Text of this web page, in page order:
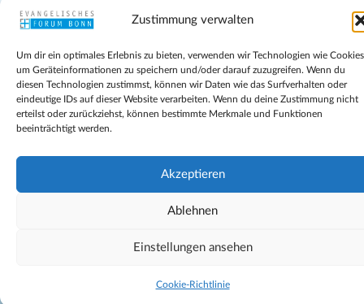
Zustimmung verwalten
Um dir ein optimales Erlebnis zu bieten, verwenden wir Technologien wie
um Geräteinformationen zu speichern und/oder darauf zuzugreifen. Wenn du
diesen Technologien zustimmst, können wir Daten wie das Surfverhalten oder
eindeutige IDs auf dieser Website verarbeiten. Wenn du deine Zustimmung nicht
erteilst oder zurückziehst, können bestimmte Merkmale und Funktionen
beeinträchtigt werden.
Akzeptieren
Ablehnen
Einstellungen ansehen
Cookie-Richtlinie